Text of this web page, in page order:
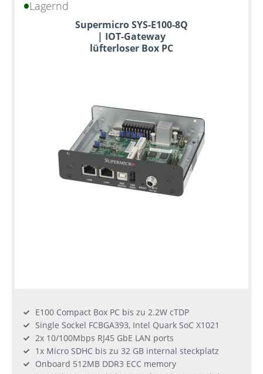
Lagernd
Supermicro SYS-E100-8Q
| IOT-Gateway
lüfterloser Box PC
E100 Compact Box PC bis zu 2.2W cTDP
Single Sockel FCBGA393, Intel Quark SoC X1021
2x 10/100Mbps RJ45 GbE LAN ports
1x Micro SDHC bis zu 32 GB internal steckplatz
Onboard 512MB DDR3 ECC memory